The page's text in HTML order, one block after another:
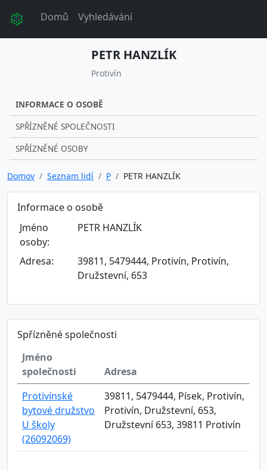
Domů Vyhledávání
PETR HANZLÍK
Protivín
INFORMACE O OSOBĚ
SPŘÍZNĚNÉ SPOLEČNOSTI
SPŘÍZNĚNÉ OSOBY
Domov Seznam lidí P PETR HANZLÍK
Informace o osobě
Jméno
osoby:
PETR HANZLÍK
Adresa:
39811, 5479444, Protivín, Protivín,
Družstevní, 653
Spřízněné společnosti
Jméno
společnosti
Adresa
Protivínské
bytové družstvo
U školy
(26092069)
39811, 5479444, Písek, Protivín,
Protivín, Družstevní, 653,
Družstevní 653, 39811 Protivín